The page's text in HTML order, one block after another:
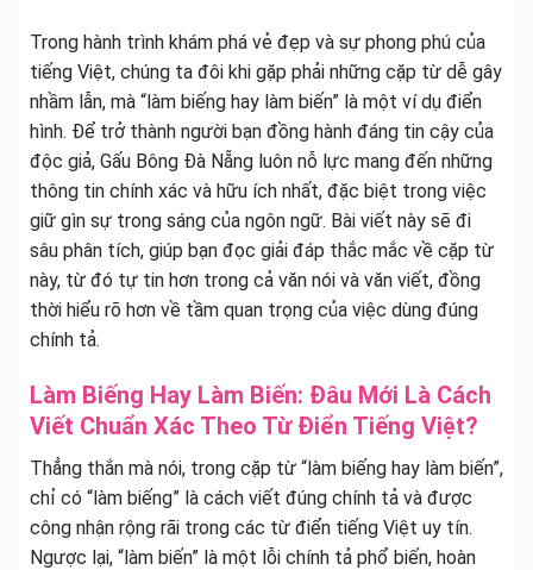
Trong hành trình khám phá vẻ đẹp và sự phong phú của
tiếng Việt, chúng ta đôi khi gặp phải những cặp từ dễ gây
nhầm lẫn, mà “làm biếng hay làm biến” là một ví dụ điển
hình. Để trở thành người bạn đồng hành đáng tin cậy của
độc giả, Gấu Bông Đà Nẵng luôn nỗ lực mang đến những
thông tin chính xác và hữu ích nhất, đặc biệt trong việc
giữ gìn sự trong sáng của ngôn ngữ. Bài viết này sẽ đi
sâu phân tích, giúp bạn đọc giải đáp thắc mắc về cặp từ
này, từ đó tự tin hơn trong cả văn nói và văn viết, đồng
thời hiểu rõ hơn về tầm quan trọng của việc dùng đúng
chính tả.
Làm Biếng Hay Làm Biến: Đâu Mới Là Cách
Viết Chuẩn Xác Theo Từ Điển Tiếng Việt?
Thẳng thắn mà nói, trong cặp từ “làm biếng hay làm biến”,
chỉ có “làm biếng” là cách viết đúng chính tả và được
công nhận rộng rãi trong các từ điển tiếng Việt uy tín.
Ngược lại, “làm biến” là một lỗi chính tả phổ biến, hoàn